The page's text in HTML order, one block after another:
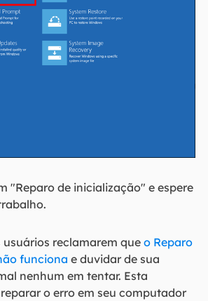
"Reparo de inicialização" e espere
reclamarem que o Reparo
funciona e duvidar de sua
nenhum em tentar. Esta
o erro em seu computador